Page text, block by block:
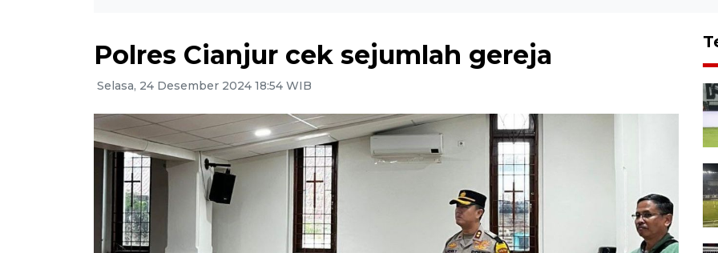
Polres Cianjur cek sejumlah gereja
Selasa, 24 Desember 2024 18:54 WIB